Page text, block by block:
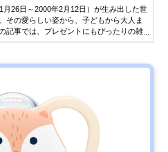
26日～2000年2月12日）が生み出した世
その愛らしい姿から、子どもから大人ま
記事では、プレゼントにもぴったりの雑